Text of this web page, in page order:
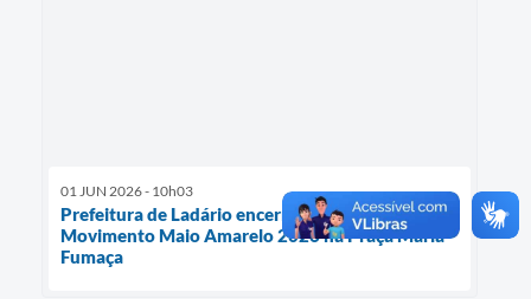
01 JUN 2026 - 10h03
Prefeitura de Ladário encerra atividades do
Movimento Maio Amarelo 2026 na Praça Maria
Fumaça